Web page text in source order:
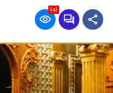
141